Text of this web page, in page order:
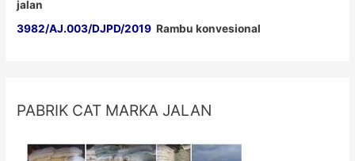
jalan
3982/AJ.003/DJPD/2019 Rambu konvesional
PABRIK CAT MARKA JALAN